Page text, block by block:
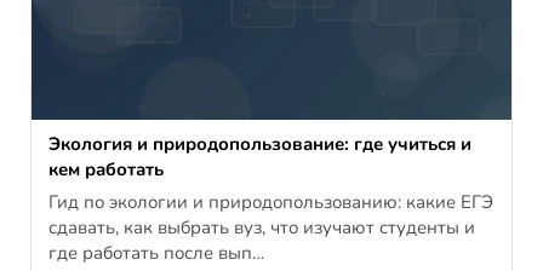
Экология и природопользование: где учиться и
кем работать
Гид по экологии и природопользованию: какие ЕГЭ
сдавать, как выбрать вуз, что изучают студенты и
где работать после вып…